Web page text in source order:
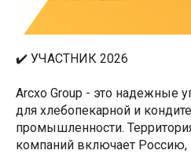
✔️ УЧАСТНИК 2026
Arcxo Group - это надежные
для хлебопекарной и
промышленности.
компаний включает